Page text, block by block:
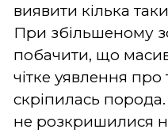
виявити кілька
При збільшеному
побачити, що
чітке уявлення про
скріпилась
не розкришилися